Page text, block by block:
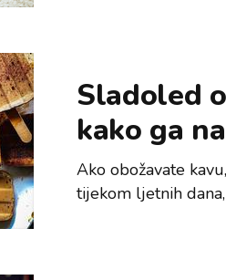
Sladoled
kako ga
Ako obožavate
tijekom ljetnih